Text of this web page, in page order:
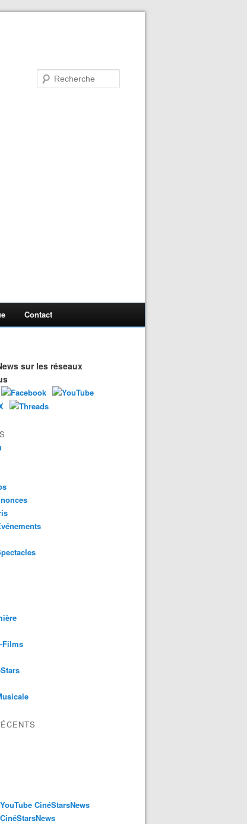
Contact
sur les réseaux
Films
CinéStarsNews